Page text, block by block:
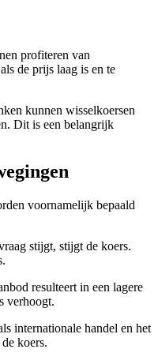
profiteren van
de prijs laag is en te
kunnen wisselkoersen
Dit is een belangrijk
voornamelijk bepaald
stijgt, stijgt de koers.
resulteert in een lagere
verhoogt.
internationale handel en het
koers.